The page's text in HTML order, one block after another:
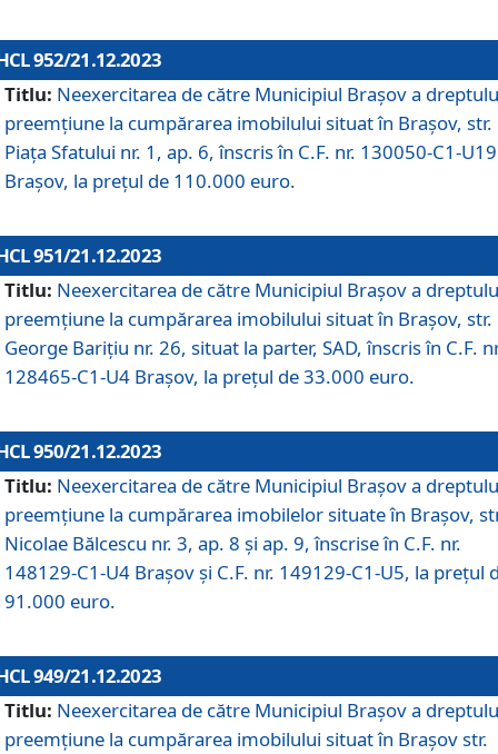
952/21.12.2023
Titlu: Neexercitarea de către Municipiul Brașov a
preemțiune la cumpărarea imobilului situat în Brașov, str.
Piața Sfatului nr. 1, ap. 6, înscris în C.F. nr. 130050-C1-U19
Brașov, la prețul de 110.000 euro.
951/21.12.2023
Titlu: Neexercitarea de către Municipiul Brașov a
preemțiune la cumpărarea imobilului situat în Brașov, str.
George Barițiu nr. 26, situat la parter, SAD, înscris în C.F.
128465-C1-U4 Brașov, la prețul de 33.000 euro.
950/21.12.2023
Titlu: Neexercitarea de către Municipiul Brașov a
preemțiune la cumpărarea imobilelor situate în Brașov,
Nicolae Bălcescu nr. 3, ap. 8 și ap. 9, înscrise în C.F. nr.
148129-C1-U4 Brașov și C.F. nr. 149129-C1-U5, la prețul
91.000 euro.
949/21.12.2023
Titlu: Neexercitarea de către Municipiul Brașov a
preemțiune la cumpărarea imobilului situat în Brașov str.